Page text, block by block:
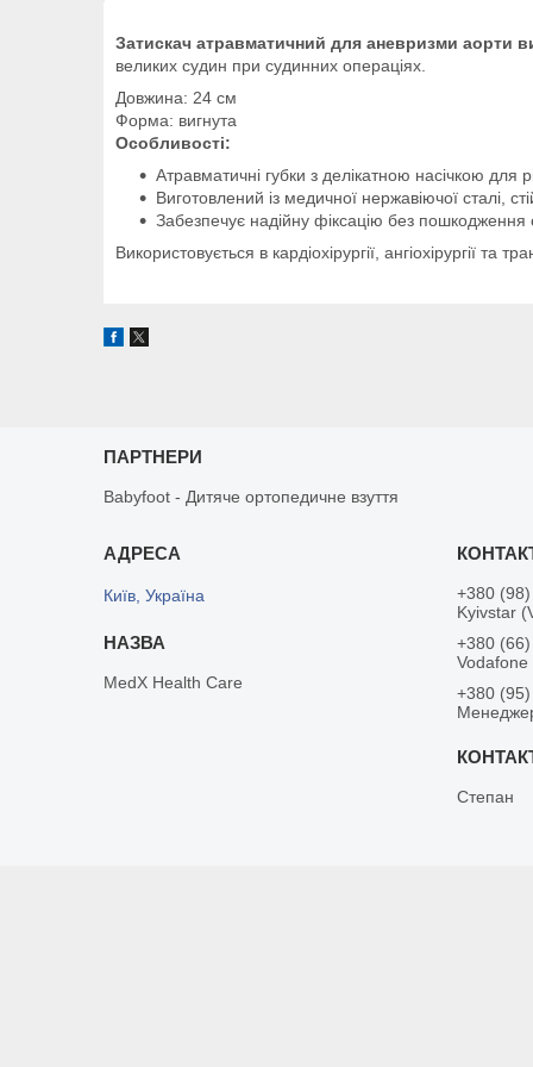
Затискач атравматичний для аневризми аорти
великих судин при судинних операціях.
Довжина: 24 см
Форма: вигнута
Особливості:
Атравматичні губки з делікатною насічкою для
Виготовлений із медичної нержавіючої сталі,
Забезпечує надійну фіксацію без пошкодження
Використовується в кардіохірургії, ангіохірургії
ПАРТНЕРИ
Babyfoot - Дитяче ортопедичне взуття
Київ, Україна
MedX Health Care
+380
Kyivstar
+380
Vodafone
+380
Степан